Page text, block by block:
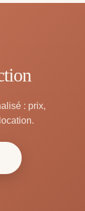
: prix,